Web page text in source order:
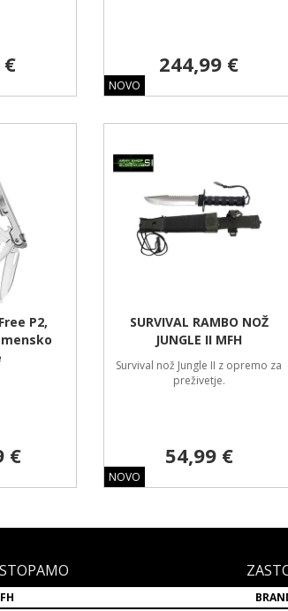
NOVO
244,99 €
P2,
€
NOVO
SURVIVAL RAMBO NOŽ
JUNGLE II MFH
Survival nož Jungle II z opremo za
preživetje.
54,99 €